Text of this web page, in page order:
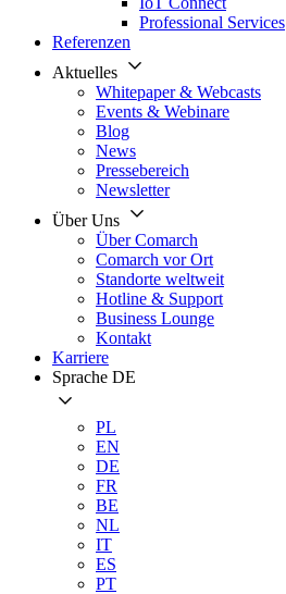
Professional Services
Referenzen
Aktuelles
Whitepaper & Webcasts
Events & Webinare
Blog
News
Pressebereich
Newsletter
Über Uns
Über Comarch
Comarch vor Ort
Standorte weltweit
Hotline & Support
Business Lounge
Kontakt
Karriere
Sprache DE
PL
EN
DE
FR
BE
NL
IT
ES
PT